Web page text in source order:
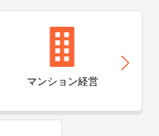
マンション経営